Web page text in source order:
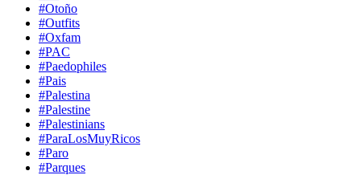
#Otoño
#Outfits
#Oxfam
#PAC
#Paedophiles
#Pais
#Palestina
#Palestine
#Palestinians
#ParaLosMuyRicos
#Paro
#Parques